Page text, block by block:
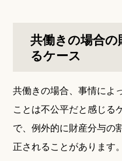
共働きの場合
るケース
共働きの場合、事情によ
ことは不公平だと感じる
で、例外的に財産分与の
正されることがあります。